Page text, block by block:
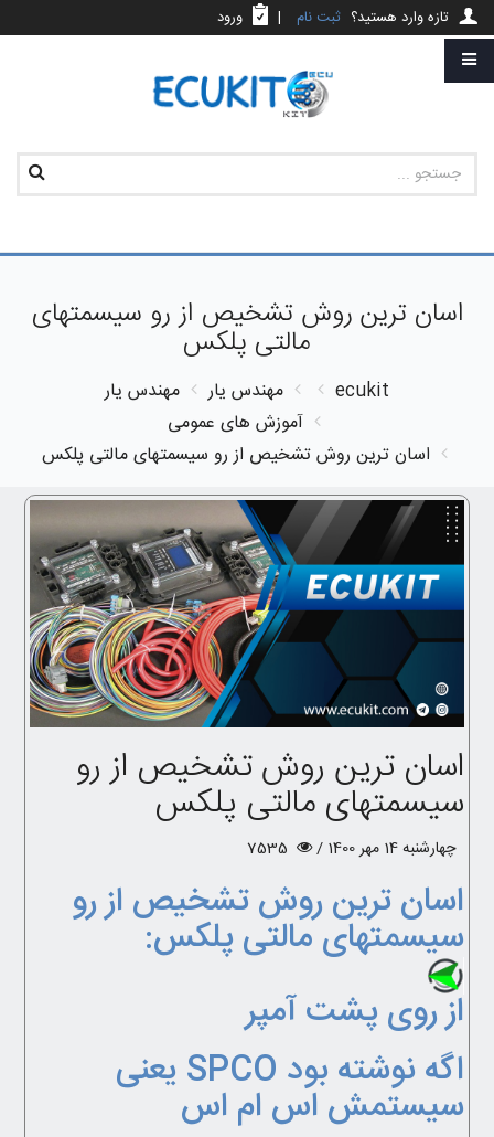
تازه وارد هستید؟ ثبت نام | ورود
اسان ترین روش تشخیص از رو سیسمتهای
مالتی پلکس
ecukit مهندس یار
مهندس یار
آموزش های عمومی
اسان ترین روش تشخیص از رو سیسمتهای مالتی پلکس
اسان ترین روش تشخیص از رو
سیسمتهای مالتی پلکس
چهارشنبه 14 مهر 1400 /
اسان ترین روش تشخیص از رو
سیسمتهای مالتی پلکس:
از روی پشت آمپر
اگه نوشته بود SPCO یعنی
سیستمش اس ام اس